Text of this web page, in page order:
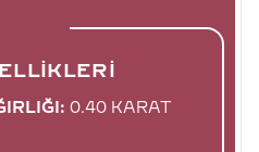
0.40 KARAT